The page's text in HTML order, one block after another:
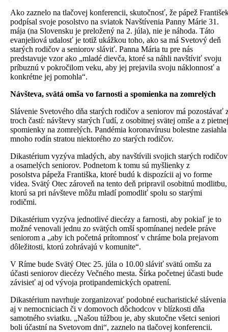
Ako zaznelo na tlačovej konferencii, skutočnosť, že pápež
podpísal svoje posolstvo na sviatok Navštívenia Panny Márie 31.
mája (na Slovensku je preložený na 2. júla), nie je náhoda. Táto
evanjeliová udalosť je totiž ukážkou toho, ako sa má Svetový deň
starých rodičov a seniorov sláviť. Panna Mária tu pre nás
predstavuje vzor ako „mladé dievča, ktoré sa náhli navštíviť svoju
príbuznú v pokročilom veku, aby jej prejavila svoju náklonnosť a
konkrétne jej pomohla“.
Návšteva, svätá omša vo farnosti a spomienka na zomrelých
Slávenie Svetového dňa starých rodičov a seniorov má pozostávať
troch častí: návštevy starých ľudí, z osobitnej svätej omše a z pietnej
spomienky na zomrelých. Pandémia koronavírusu bolestne zasiahla
mnoho rodín stratou niektorého zo starých rodičov.
Dikastérium vyzýva mladých, aby navštívili svojich starých rodičov
a osamelých seniorov. Podnetom k tomu sú myšlienky z
posolstva pápeža Františka, ktoré budú k dispozícii aj vo forme
videa. Svätý Otec zároveň na tento deň pripravil osobitnú modlitbu,
ktorú sa pri návšteve môžu mladí pomodliť spolu so starými
rodičmi.
Dikastérium vyzýva jednotlivé diecézy a farnosti, aby pokiaľ je to
možné venovali jednu zo svätých omší spomínanej nedele práve
seniorom a „aby ich početná prítomnosť v chráme bola prejavom
dôležitosti, ktorú zohrávajú v komunite“.
V Ríme bude Svätý Otec 25. júla o 10.00 sláviť svätú omšu za
účasti seniorov diecézy Večného mesta. Šírka početnej účasti bude
závisieť aj od vývoja protipandemických opatrení.
Dikastérium navrhuje zorganizovať podobné eucharistické slávenia
aj v nemocniciach či v domovoch dôchodcov v blízkosti dňa
samotného sviatku. „Našou túžbou je, aby skutočne všetci seniori
boli účastní na Svetovom dni“, zaznelo na tlačovej konferencii.